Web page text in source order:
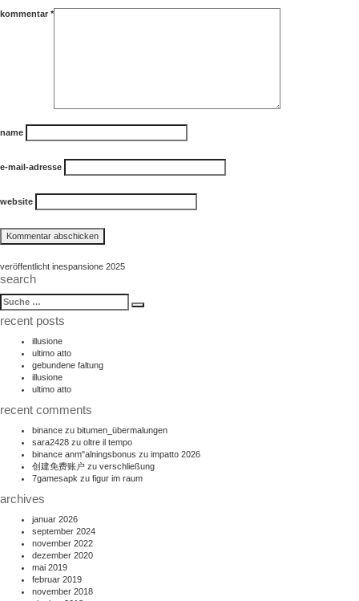
kommentar *
name
e-mail-adresse
website
beitragsnavigation
veröffentlicht inespansione 2025
search
suche
nach:
Suche
recent posts
illusione
ultimo atto
gebundene faltung
illusione
ultimo atto
recent comments
binance zu bitumen_übermalungen
sara2428 zu oltre il tempo
binance anm"alningsbonus zu impatto 2026
创建免费账户 zu verschließung
7gamesapk zu figur im raum
archives
januar 2026
september 2024
november 2022
dezember 2020
mai 2019
februar 2019
november 2018